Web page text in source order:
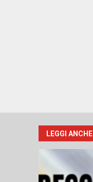
LEGGI ANCHE